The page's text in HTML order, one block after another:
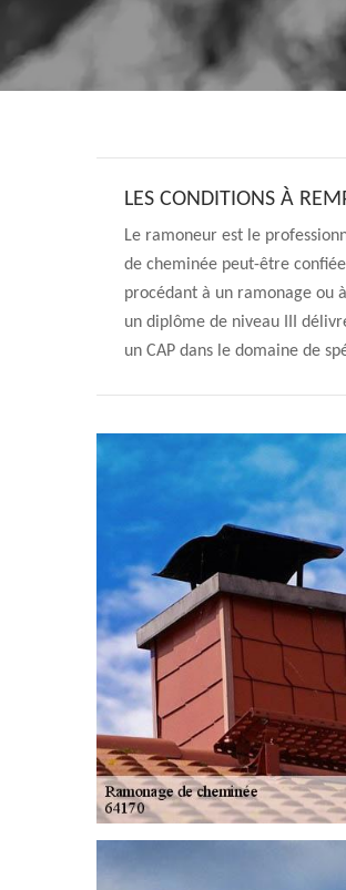
LES CONDITIONS À
Le ramoneur est le
de cheminée peut-être
procédant à un ramonage ou
un diplôme de niveau III
un CAP dans le domaine de